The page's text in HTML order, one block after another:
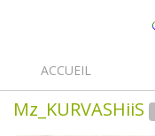
ACCUEIL
Mz_KURVASHiiS